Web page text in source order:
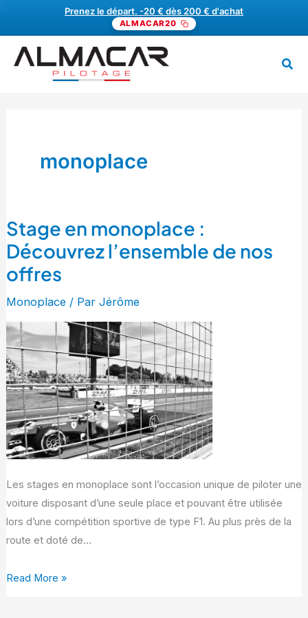
Prenez le départ. -20 € dès 200 € d'achat
ALMACAR20
contenu
monoplace
Stage en monoplace :
Découvrez l’ensemble de nos
offres
Monoplace/ Par Jérôme
Les stages en monoplace sont l’occasion unique de piloter une
voiture disposant d’une seule place et pouvant être utilisée
lors d’une compétition sportive de type F1. Au plus près de la
route et doté de…
Stage
en
monoplace
:
Découvrez
de
nos
offres
Read More »